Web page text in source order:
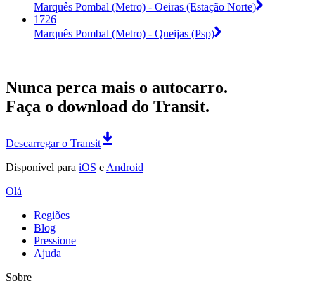
Marquês Pombal (Metro) - Oeiras (Estação Norte)
1726
Marquês Pombal (Metro) - Queijas (Psp)
Nunca perca mais o autocarro.
Faça o download do Transit.
Descarregar o Transit
Disponível para iOS e Android
Olá
Regiões
Blog
Pressione
Ajuda
Sobre